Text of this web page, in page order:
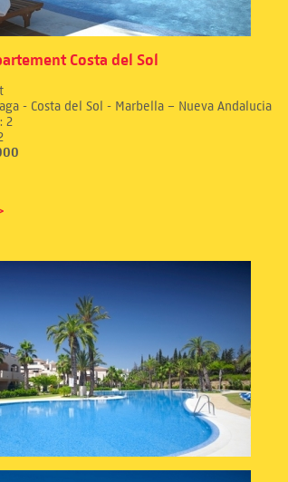
Costa del Sol
- Costa del Sol - Marbella – Nueva Andalucia
2
2